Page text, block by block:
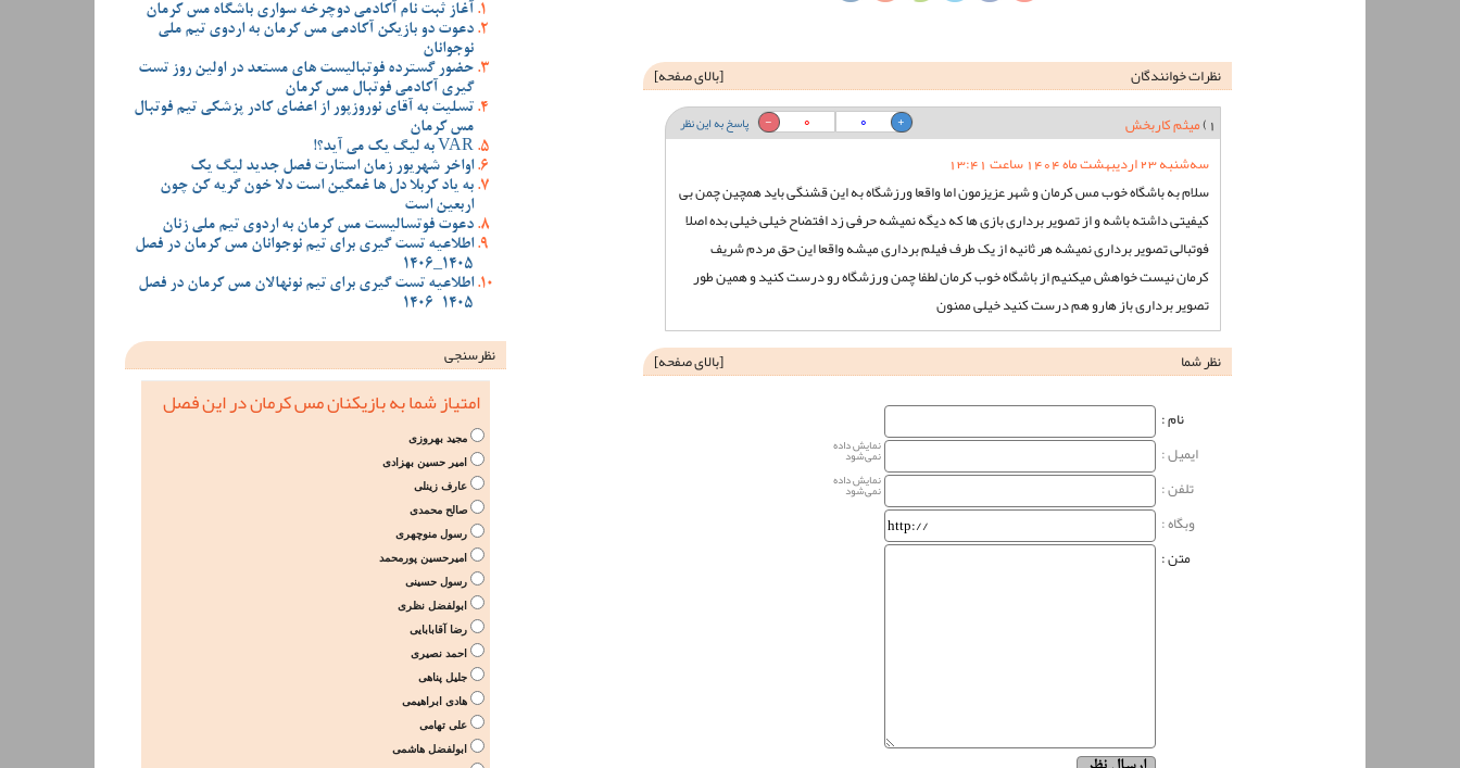
نظرات خوانندگان [بالای صفحه]
1) میثم کاربخش پاسخ به این نظر 0
0
سه‌شنبه 23 اردیبهشت ماه 1404 ساعت 13:41
سلام به باشگاه خوب مس کرمان و شهر عزیزمون اما واقعا ورزشگاه به این قشنگی باید همچین چمن بی
کیفیتی داشته باشه و از تصویر برداری بازی ها که دیگه نمیشه حرفی زد افتضاح خیلی خیلی بده اصلا
فوتبالی تصویر برداری نمیشه هر ثانیه از یک طرف فیلم برداری میشه واقعا این حق مردم شریف
کرمان نیست خواهش میکنیم از باشگاه خوب کرمان لطفا چمن ورزشگاه رو درست کنید و همین طور
تصویر برداری باز هارو هم درست کنید خیلی ممنون
نظر شما
[بالای صفحه]
نام‌ :
ایمیل :
نمایش داده
نمی‌شود
تلفن : نمایش داده
نمی‌شود
وبگاه‌ :
متن :
آغاز ثبت نام آکادمی دوچرخه سواری باشگاه مس کرمان
دعوت دو بازیکن آکادمی مس کرمان به اردوی تیم ملی
نوجوانان
حضور گسترده فوتبالیست های مستعد در اولین روز تست
گیری آکادمی فوتبال مس کرمان
تسلیت به آقای نوروزپور از اعضای کادر پزشکی تیم فوتبال
مس کرمان
VAR به لیگ یک می آید؟!
اواخر شهریور زمان استارت فصل جدید لیگ یک
به یاد کربلا دل ها غمگین است دلا خون گریه کن چون
اربعین است
دعوت فوتسالیست مس کرمان به اردوی تیم ملی زنان
اطلاعیه تست گیری برای تیم نوجوانان مس کرمان در فصل
1405_1406
اطلاعیه تست گیری برای تیم نونهالان مس کرمان در فصل
1405-1406
نظرسنجی
امتیاز شما به بازیکنان مس کرمان در این فصل
مجید بهروزی
امیر حسین بهزادی
عارف زینلی
صالح محمدی
رسول منوچهری
امیرحسین پورمحمد
رسول حسینی
ابولفضل نظری
رضا آقابابایی
احمد نصیری
جلیل پناهی
هادی ابراهیمی
علی تهامی
ابولفضل هاشمی